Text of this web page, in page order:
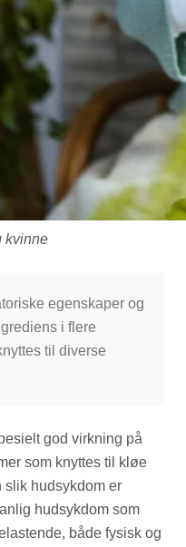
kvinne
egenskaper og
i flere
til diverse
god virkning på
som knyttes til kløe
slik hudsykdom er
hudsykdom som
både fysisk og